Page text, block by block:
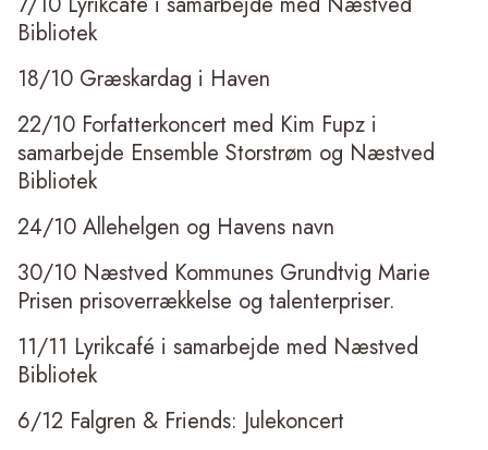
Bibliotek
18/10 Græskardag i Haven
22/10 Forfatterkoncert med Kim Fupz i
samarbejde Ensemble Storstrøm og Næstved
Bibliotek
24/10 Allehelgen og Havens navn
30/10 Næstved Kommunes Grundtvig Marie
Prisen prisoverrækkelse og talenterpriser.
11/11 Lyrikcafé i samarbejde med Næstved
Bibliotek
6/12 Falgren & Friends: Julekoncert